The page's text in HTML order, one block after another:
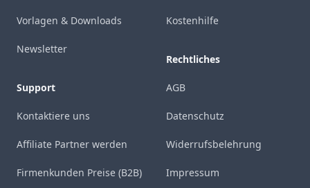
Vorlagen & Downloads
Newsletter
Support
Kontaktiere uns
Affiliate Partner werden
Firmenkunden Preise (B2B)
Kostenhilfe
Rechtliches
AGB
Datenschutz
Widerrufsbelehrung
Impressum